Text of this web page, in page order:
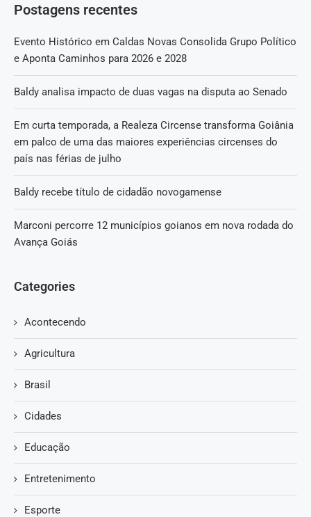
Postagens recentes
Evento Histórico em Caldas Novas Consolida Grupo Político
e Aponta Caminhos para 2026 e 2028
Baldy analisa impacto de duas vagas na disputa ao Senado
Em curta temporada, a Realeza Circense transforma Goiânia
em palco de uma das maiores experiências circenses do
país nas férias de julho
Baldy recebe título de cidadão novogamense
Marconi percorre 12 municípios goianos em nova rodada do
Avança Goiás
Categories
Acontecendo
Agricultura
Brasil
Cidades
Educação
Entretenimento
Esporte